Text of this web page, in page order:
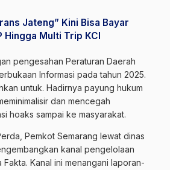
Jateng” Kini Bisa Bayar
Hingga Multi Trip KCI
pengesahan Peraturan Daerah
Informasi pada tahun 2025.
untuk. Hadirnya payung hukum
dan mencegah
hoaks sampai ke masyarakat.
Pemkot Semarang lewat dinas
kanal pengelolaan
Fakta. Kanal ini menangani laporan-